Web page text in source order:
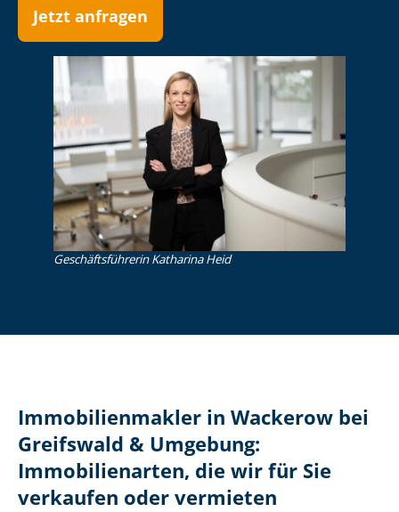
Jetzt anfragen
Ge­schäfts­füh­re­rin Katharina Heid
Im­mo­bi­li­en­mak­ler in Wackerow bei
Greifswald & Umgebung:
Immobilienarten, die wir für Sie
verkaufen oder vermieten